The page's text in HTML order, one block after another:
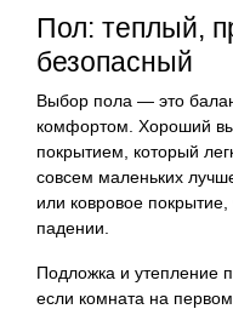
Пол: теплый,
безопасный
Выбор пола — это
комфортом. Хороший
покрытием, который
совсем маленьких
или ковровое
падении.
Подложка и утепление
если комната на